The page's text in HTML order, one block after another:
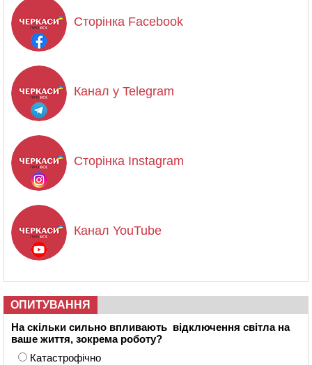
Сторінка Facebook
Канал у Telegram
Сторінка Instagram
Канал YouTube
ОПИТУВАННЯ
На скільки сильно впливають відключення світла на
ваше життя, зокрема роботу?
Катастрофічно